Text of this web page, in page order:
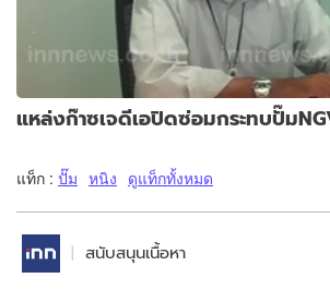
แหล่งก๊าซเจดีเอปิดซ่อมกระทบปั๊ม
แท็ก : ปั๊ม หนิง ดูแท็กทั้งหมด
สนับสนุนเนื้อหา